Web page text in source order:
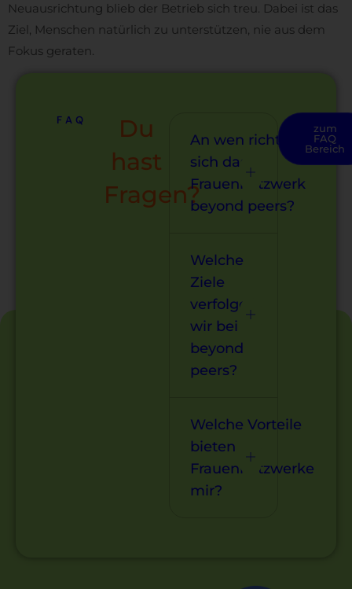
Neuausrichtung blieb der Betrieb sich treu. Dabei ist das
Ziel, Menschen natürlich zu unterstützen, nie aus dem
Fokus geraten.
FAQ
Du
hast
Fragen?
An wen richtet
sich das
Frauennetzwerk
beyond peers?
Welche
Ziele
verfolgen
wir bei
beyond
peers?
Welche Vorteile
bieten
Frauennetzwerke
mir?
zum
FAQ
Bereich